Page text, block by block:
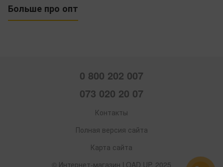
Больше про опт
0 800 202 007
073 020 20 07
Контакты
Полная версия сайта
Карта сайта
© Интернет-магазин LOAD UP, 2025